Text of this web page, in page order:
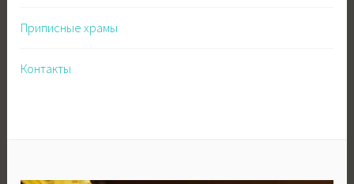
Приписные храмы
Контакты